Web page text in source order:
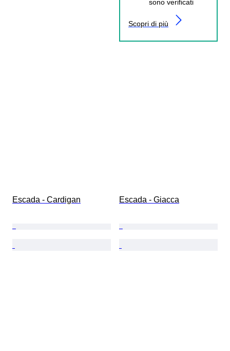
sono verificati
Scopri di più
Escada - Cardigan Escada - Giacca